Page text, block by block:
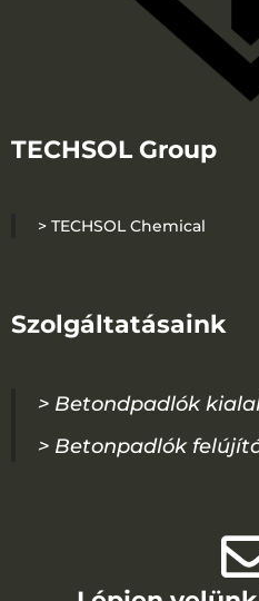
TECHSOL Group
> TECHSOL Chemical
Szolgáltatásaink
> Betondpadlók
> Betonpadlók